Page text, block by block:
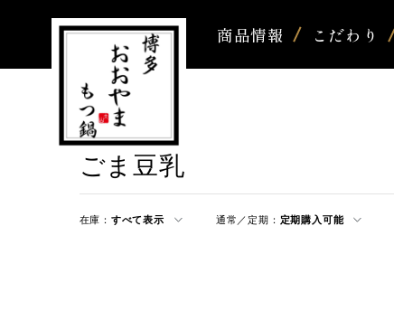
商品情報 こだわり
ごま豆乳
在庫： すべて表示 通常／定期： 定期購入可能